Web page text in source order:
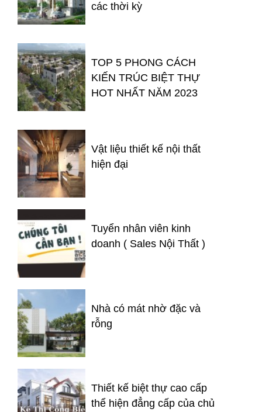
các thời kỳ
TOP 5 PHONG CÁCH
KIẾN TRÚC BIỆT THỰ
HOT NHẤT NĂM 2023
Vật liệu thiết kế nội thất
hiện đại
Tuyển nhân viên kinh
doanh ( Sales Nội Thất )
Nhà có mát nhờ đặc và
rỗng
Thiết kế biệt thự cao cấp
thể hiện đẳng cấp của chủ